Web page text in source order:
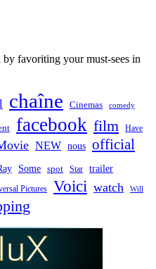
favoriting your must-sees in
chaîne Cinemas comedy
facebook film Have
NEW nous official
Some spot Star trailer
Pictures Voici watch Will